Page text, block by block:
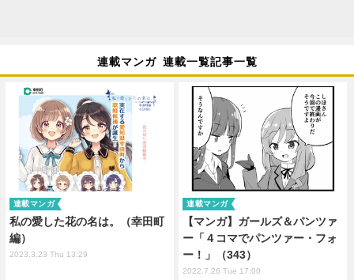
映画 音楽
グッズ
声優 コスプレ
舞台 新帝スタ
インタビュー レポート
ラキりす
連載マンガ一覧 連載一覧
番組・動画一覧
動画
連載・ブログ
連載・ブログ一覧 コラム
編集部ブログ・お知らせ
連載マンガ 連載一覧記事一覧
私の愛した花の名は。（幸田町
編）
連載マンガ
2023.3.23 Thu 13:29
【マンガ】ガールズ＆パンツァ
ー「４コマでパンツァー・フォ
ー！」（343）
連載マンガ
2022.7.26 Tue 17:00